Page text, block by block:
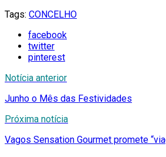
Tags: CONCELHO
facebook
twitter
pinterest
Notícia anterior
Junho o Mês das Festividades
Próxima notícia
Vagos Sensation Gourmet promete